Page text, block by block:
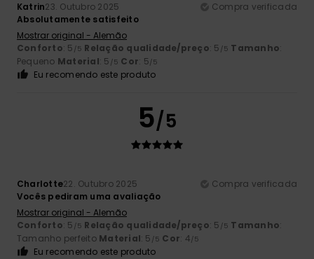
Katrin23. Outubro 2025
Compra verificada
Absolutamente satisfeito
Mostrar original - Alemão
Conforto: 5 /5 Relação qualidade/preço: 5 /5 Tamanho:
Pequeno Material: 5 /5 Cor: 5/5
Eu recomendo este produto
5/5
Charlotte22. Outubro 2025
Compra verificada
Vocês pediram uma avaliação
Mostrar original - Alemão
Conforto: 5 /5 Relação qualidade/preço: 5 /5 Tamanho:
Tamanho perfeito Material: 5 /5 Cor: 4/5
Eu recomendo este produto